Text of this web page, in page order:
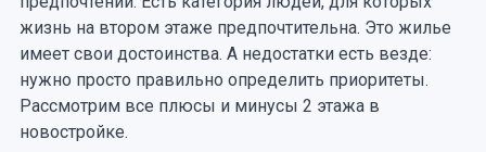
жизнь на втором этаже предпочтительна. Это жилье
имеет свои достоинства. А недостатки есть везде:
нужно просто правильно определить приоритеты.
Рассмотрим все плюсы и минусы 2 этажа в
новостройке.